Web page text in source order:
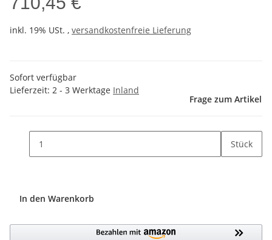
inkl. 19% USt. , versandkostenfreie Lieferung
Sofort verfügbar
Lieferzeit: 2 - 3 Werktage Inland
Frage zum Artikel
Stück
In den Warenkorb